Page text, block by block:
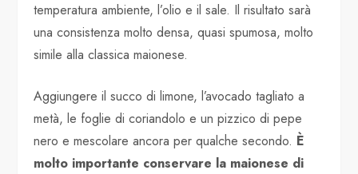
temperatura ambiente, l’olio e il sale. Il risultato sarà
una consistenza molto densa, quasi spumosa, molto
simile alla classica maionese.
Aggiungere il succo di limone, l’avocado tagliato a
metà, le foglie di coriandolo e un pizzico di pepe
nero e mescolare ancora per qualche secondo. È
molto importante conservare la maionese di